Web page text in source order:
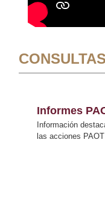
Informes
Información
las acciones PAOT